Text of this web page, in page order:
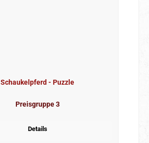
Schaukelpferd - Puzzle
Preisgruppe 3
Details